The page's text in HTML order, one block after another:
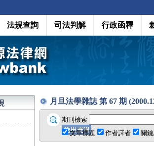
法規查詢 司法判解 行政函釋
月旦法學雜誌 第 67 期
期刊檢索
文章標題
作者譯者 關